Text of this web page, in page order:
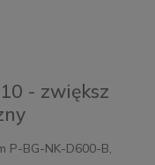
- zwiększ
P-BG-NK-D600-B,